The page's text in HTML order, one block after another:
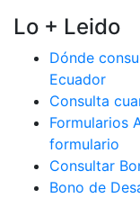
Lo + Leido
Dónde
Ecuador
Consulta
Formularios
formulario
Consultar
Bono de